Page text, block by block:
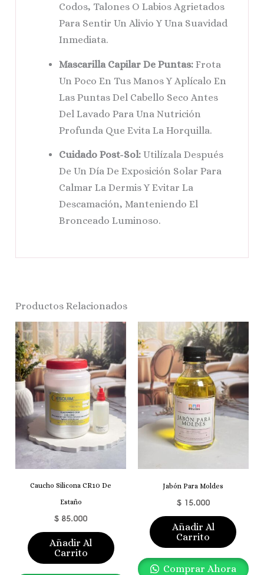
Codos, Talones O Labios Agrietados
Para Sentir Un Alivio Y Una Suavidad
Inmediata.
Mascarilla Capilar De Puntas: Frota
Un Poco En Tus Manos Y Aplícalo En
Las Puntas Del Cabello Seco Antes
Del Lavado Para Una Nutrición
Profunda Que Evita La Horquilla.
Cuidado Post-Sol: Utilízala Después
De Un Día De Exposición Solar Para
Calmar La Dermis Y Evitar La
Descamación, Manteniendo El
Bronceado Luminoso.
Productos Relacionados
Caucho Silicona CR10 De
Estaño
$ 85.000
Añadir Al
Carrito
Jabón Para Moldes
$15.000
Añadir Al
Carrito
Comprar Ahora